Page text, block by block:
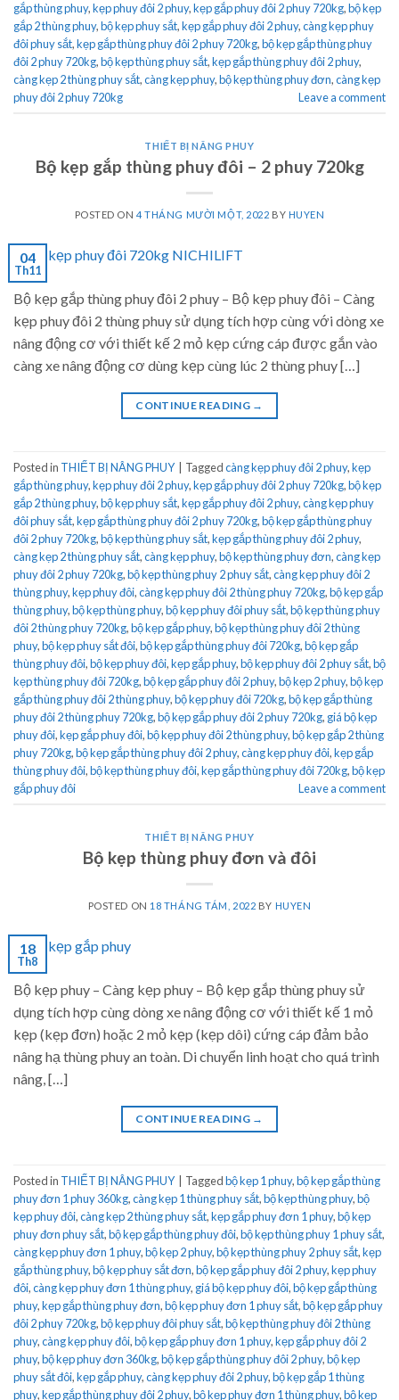
gắp thùng phuy,kẹp phuy đôi 2 phuy,kẹp gắp phuy đôi 2 phuy 720kg,bộ kẹp
gắp 2 thùng phuy,bộ kẹp phuy sắt,kẹp gắp phuy đôi 2 phuy,càng kẹp phuy
đôi phuy sắt,kẹp gắp thùng phuy đôi 2 phuy 720kg,bộ kẹp gắp thùng phuy
đôi 2 phuy 720kg,bộ kẹp thùng phuy sắt,kẹp gắp thùng phuy đôi 2 phuy,
càng kẹp 2 thùng phuy sắt,càng kẹp phuy,bộ kẹp thùng phuy đơn,càng kẹp
phuy đôi 2 phuy 720kg
Leave a comment
THIẾT BỊ NÂNG PHUY
Bộ kẹp gắp thùng phuy đôi – 2 phuy 720kg
POSTED ON4 THÁNG MƯỜI MỘT, 2022 BY HUYEN
04
Th11
Bộ kẹp gắp thùng phuy đôi 2 phuy – Bộ kẹp phuy đôi – Càng
kẹp phuy đôi 2 thùng phuy sử dụng tích hợp cùng với dòng xe
nâng động cơ với thiết kế 2 mỏ kẹp cứng cáp được gắn vào
càng xe nâng động cơ dùng kẹp cùng lúc 2 thùng phuy […]
CONTINUE READING →
Posted in THIẾT BỊ NÂNG PHUY Taggedcàng kẹp phuy đôi 2 phuy,kẹp
gắp thùng phuy,kẹp phuy đôi 2 phuy,kẹp gắp phuy đôi 2 phuy 720kg,bộ kẹp
gắp 2 thùng phuy,bộ kẹp phuy sắt,kẹp gắp phuy đôi 2 phuy,càng kẹp phuy
đôi phuy sắt,kẹp gắp thùng phuy đôi 2 phuy 720kg,bộ kẹp gắp thùng phuy
đôi 2 phuy 720kg,bộ kẹp thùng phuy sắt,kẹp gắp thùng phuy đôi 2 phuy,
càng kẹp 2 thùng phuy sắt,càng kẹp phuy,bộ kẹp thùng phuy đơn,càng kẹp
phuy đôi 2 phuy 720kg,bộ kẹp thùng phuy 2 phuy sắt,càng kẹp phuy đôi 2
thùng phuy,kẹp phuy đôi,càng kẹp phuy đôi 2 thùng phuy 720kg,bộ kẹp gắp
thùng phuy,bộ kẹp thùng phuy,bộ kẹp phuy đôi phuy sắt,bộ kẹp thùng phuy
đôi 2 thùng phuy 720kg,bộ kẹp gắp phuy,bộ kẹp thùng phuy đôi 2 thùng
phuy,bộ kẹp phuy sắt đôi,bộ kẹp gắp thùng phuy đôi 720kg,bộ kẹp gắp
thùng phuy đôi,bộ kẹp phuy đôi,kẹp gắp phuy,bộ kẹp phuy đôi 2 phuy sắt,bộ
kẹp thùng phuy đôi 720kg,bộ kẹp gắp phuy đôi 2 phuy,bộ kẹp 2 phuy,bộ kẹp
gắp thùng phuy đôi 2 thùng phuy,bộ kẹp phuy đôi 720kg,bộ kẹp gắp thùng
phuy đôi 2 thùng phuy 720kg,bộ kẹp gắp phuy đôi 2 phuy 720kg, giá bộ kẹp
phuy đôi,kẹp gắp phuy đôi,bộ kẹp phuy đôi 2 thùng phuy,bộ kẹp gắp 2 thùng
phuy 720kg,bộ kẹp gắp thùng phuy đôi 2 phuy,càng kẹp phuy đôi,kẹp gắp
thùng phuy đôi,bộ kẹp thùng phuy đôi,kẹp gắp thùng phuy đôi 720kg,bộ kẹp
gắp phuy đôi
Leave a comment
THIẾT BỊ NÂNG PHUY
Bộ kẹp thùng phuy đơn và đôi
POSTED ON 18 THÁNG TÁM, 2022 BY HUYEN
18
Th8
Bộ kẹp phuy – Càng kẹp phuy – Bộ kẹp gắp thùng phuy sử
dụng tích hợp cùng dòng xe nâng động cơ với thiết kế 1 mỏ
kẹp (kẹp đơn) hoặc 2 mỏ kẹp (kẹp dôi) cứng cáp đảm bảo
nâng hạ thùng phuy an toàn. Di chuyển linh hoạt cho quá trình
nâng, […]
CONTINUE READING →
Posted in THIẾT BỊ NÂNG PHUY Taggedbộ kẹp 1 phuy,bộ kẹp gắp thùng
phuy đơn 1 phuy 360kg,càng kẹp 1 thùng phuy sắt,bộ kẹp thùng phuy,bộ
kẹp phuy đôi,càng kẹp 2 thùng phuy sắt,kẹp gắp phuy đơn 1 phuy,bộ kẹp
phuy đơn phuy sắt,bộ kẹp gắp thùng phuy đôi,bộ kẹp thùng phuy 1 phuy sắt,
càng kẹp phuy đơn 1 phuy,bộ kẹp 2 phuy,bộ kẹp thùng phuy 2 phuy sắt,kẹp
gắp thùng phuy,bộ kẹp phuy sắt đơn,bộ kẹp gắp phuy đôi 2 phuy,kẹp phuy
đôi,càng kẹp phuy đơn 1 thùng phuy, giá bộ kẹp phuy đôi,bộ kẹp gắp thùng
phuy,kẹp gắp thùng phuy đơn,bộ kẹp phuy đơn 1 phuy sắt,bộ kẹp gắp phuy
đôi 2 phuy 720kg,bộ kẹp phuy đôi phuy sắt,bộ kẹp thùng phuy đôi 2 thùng
phuy,càng kẹp phuy đôi,bộ kẹp gắp phuy đơn 1 phuy,kẹp gắp phuy đôi 2
phuy,bộ kẹp phuy đơn 360kg,bộ kẹp gắp thùng phuy đôi 2 phuy,bộ kẹp
phuy sắt đôi,kẹp gắp phuy,càng kẹp phuy đôi 2 phuy,bộ kẹp gắp 1 thùng
phuy,kẹp gắp thùng phuy đôi 2 phuy,bộ kẹp phuy đơn 1 thùng phuy,bộ kẹp